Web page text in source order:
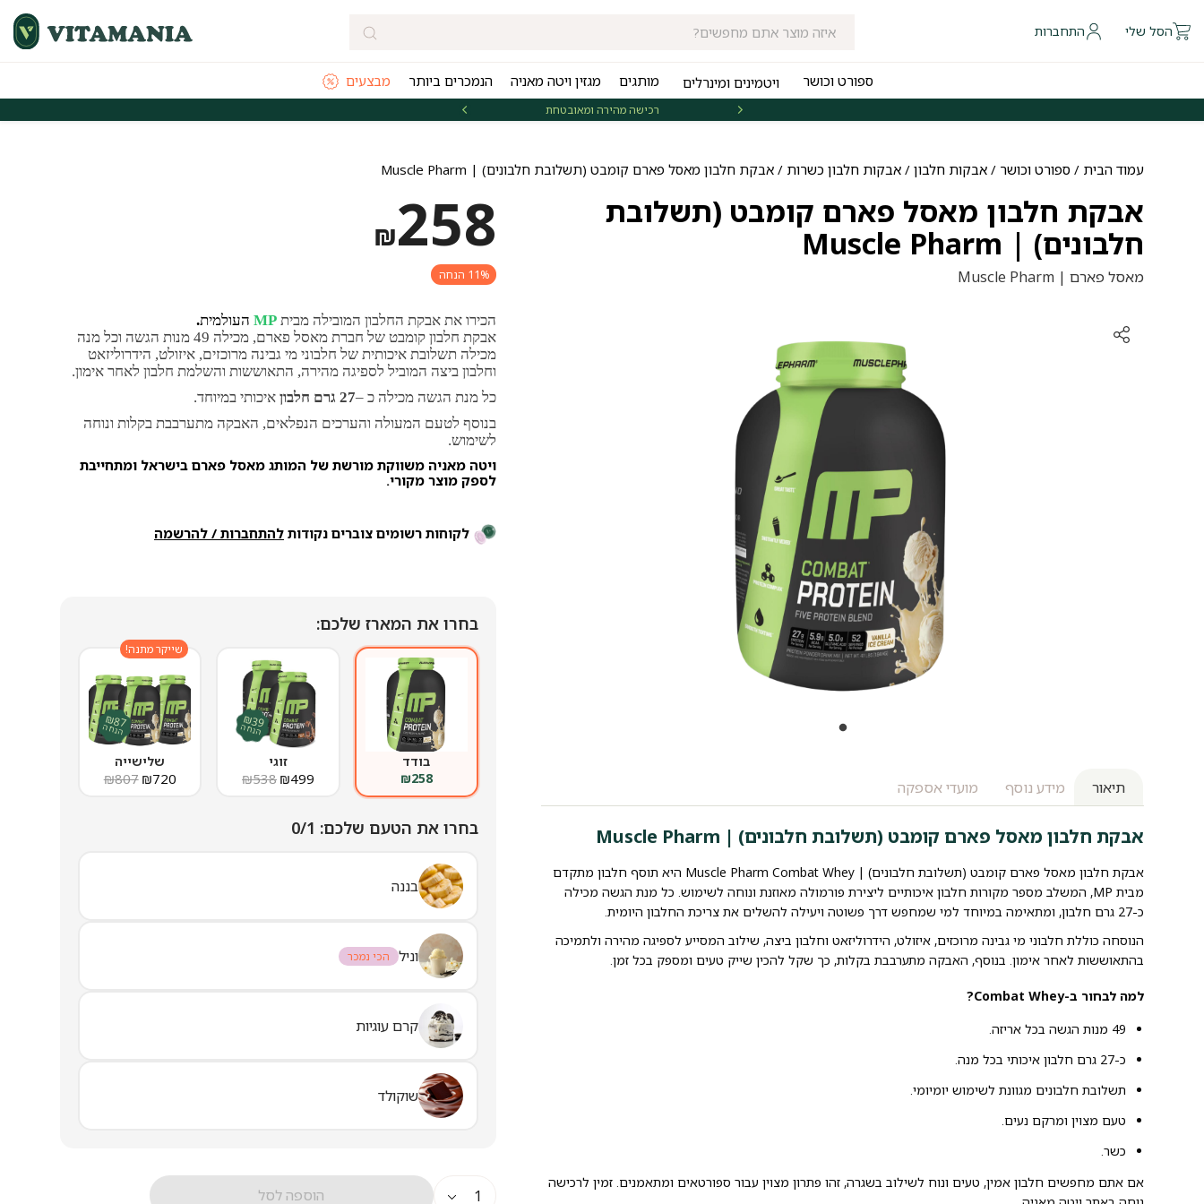
הסל שלי התחברות
ספורט וכושר ויטמינים ומינרלים מותגים מגזין ויטה מאניה הנמכרים ביותר מבצעים
רכישה מהירה ומאובטחת
עמוד הבית / ספורט וכושר / אבקות חלבון / אבקות חלבון כשרות / אבקת חלבון מאסל פארם קומבט (תשלובת חלבונים) | Muscle Pharm
אבקת חלבון מאסל פארם קומבט (תשלובת
חלבונים) | Muscle Pharm
מאסל פארם | Muscle Pharm
תיאור מידע נוסף מועדי אספקה
אבקת חלבון מאסל פארם קומבט (תשלובת חלבונים) | Muscle Pharm
אבקת חלבון מאסל פארם קומבט (תשלובת חלבונים) | Muscle Pharm Combat Whey היא תוסף חלבון מתקדם
מבית MP, המשלב מספר מקורות חלבון איכותיים ליצירת פורמולה מאוזנת ונוחה לשימוש. כל מנת הגשה מכילה
כ-27 גרם חלבון, ומתאימה במיוחד למי שמחפש דרך פשוטה ויעילה להשלים את צריכת החלבון היומית.
הנוסחה כוללת חלבוני מי גבינה מרוכזים, איזולט, הידרוליזאט וחלבון ביצה, שילוב המסייע לספיגה מהירה ולתמיכה
בהתאוששות לאחר אימון. בנוסף, האבקה מתערבבת בקלות, כך שקל להכין שייק טעים ומספק בכל זמן.
למה לבחור ב-Combat Whey?
49 מנות הגשה בכל אריזה.
כ-27 גרם חלבון איכותי בכל מנה.
תשלובת חלבונים מגוונת לשימוש יומיומי.
טעם מצוין ומרקם נעים.
כשר.
אם אתם מחפשים חלבון אמין, טעים ונוח לשילוב בשגרה, זהו פתרון מצוין עבור ספורטאים ומתאמנים. זמין לרכישה
₪258
11% הנחה
הכירו את אבקת החלבון המובילה מבית MP העולמית.
אבקת חלבון קומבט של חברת מאסל פארם, מכילה 49 מנות הגשה וכל מנה
מכילה תשלובת איכותית של חלבוני מי גבינה מרוכזים, איזולט, הידרוליזאט
וחלבון ביצה המוביל לספיגה מהירה, התאוששות והשלמת חלבון לאחר אימון.
כל מנת הגשה מכילה כ –27 גרם חלבון
איכותי במיוחד.
בנוסף לטעם המעולה והערכים הנפלאים, האבקה מתערבבת בקלות ונוחה
לשימוש.
ויטה מאניה משווקת מורשת של המותג מאסל פארם בישראל ומתחייבת
לספק מוצר מקורי.
לקוחות רשומים צוברים נקודות להתחברות / להרשמה
בחרו את המארז שלכם:
בודד
₪258
₪39
הנחה
זוגי
₪499
₪538
שייקר מתנה!
₪87
הנחה
שלישייה
₪720
₪807
בחרו את הטעם שלכם: 0/1
בננה
וניל הכי נמכר
קרם עוגיות
שוקולד
הוספה לסל